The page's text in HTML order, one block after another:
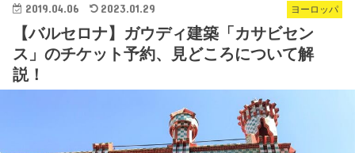
ヨーロッパ
2019.04.06 2023.01.29
【バルセロナ】ガウディ建築「カサビセン
ス」のチケット予約、見どころについて解
説！